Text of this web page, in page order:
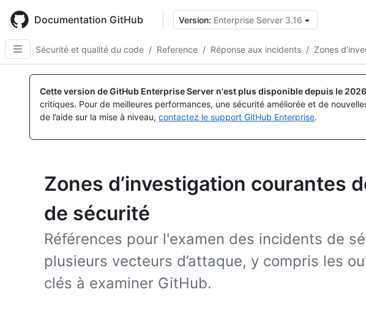
main
content
Documentation GitHub Version: Enterprise Server 3.16
Sécurité et qualité du code / Reference / Réponse aux incidents / Zones
Cette version de GitHub Enterprise Server n'est plus disponible depuis le
critiques. Pour de meilleures performances, une sécurité améliorée et de
de l’aide sur la mise à niveau, contactez le support GitHub Enterprise.
Zones d’investigation courantes
de sécurité
Références pour l'examen des incidents de
plusieurs vecteurs d’attaque, y compris les
clés à examiner GitHub.